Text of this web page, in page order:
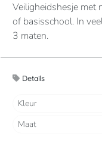
Veiligheidshesje met
of basisschool. In
3 maten.
leverancier. Vandaar
besteld.
Details
Kleur
Maat